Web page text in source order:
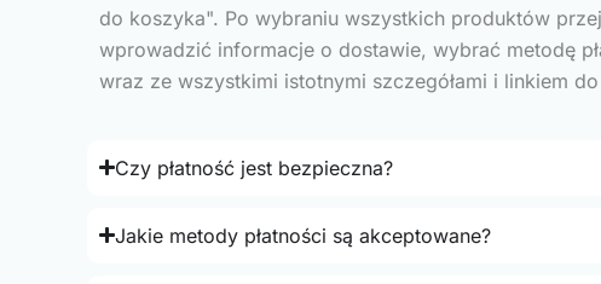
do koszyka". Po wybraniu wszystkich produktów
wprowadzić informacje o dostawie, wybrać metodę
wraz ze wszystkimi istotnymi szczegółami i linkiem
Czy płatność jest bezpieczna?
Jakie metody płatności są akceptowane?